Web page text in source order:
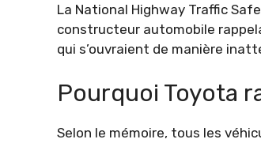
La National Highway Traffic
constructeur automobile
qui s’ouvraient de manière
Pourquoi Toyota
Selon le mémoire, tous les